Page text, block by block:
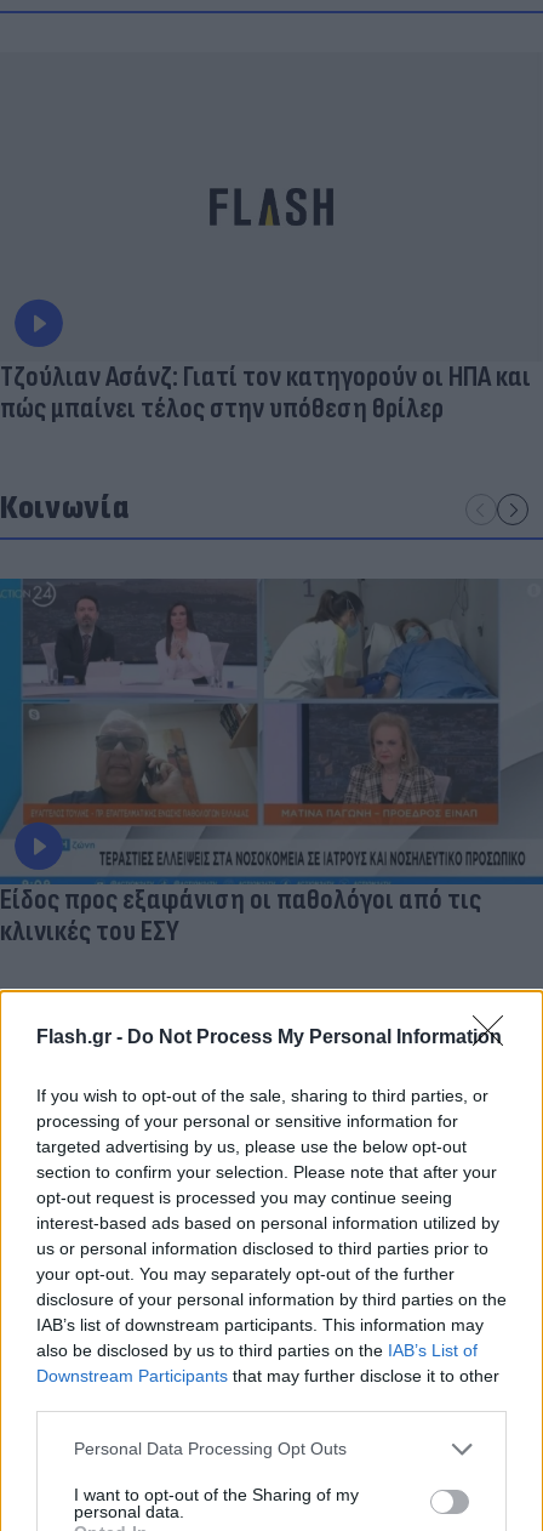
Flash.gr - Do Not Process My Personal Information
If you wish to opt-out of the sale, sharing to third parties, or
processing of your personal or sensitive information for
targeted advertising by us, please use the below opt-out
section to confirm your selection. Please note that after your
opt-out request is processed you may continue seeing
interest-based ads based on personal information utilized by
us or personal information disclosed to third parties prior to
your opt-out. You may separately opt-out of the further
disclosure of your personal information by third parties on the
IAB’s list of downstream participants. This information may
also be disclosed by us to third parties on the IAB’s List of
Downstream Participants that may further disclose it to other
Please note that this website/app uses one or more Google
not limited to your visit or usage behaviour. You may click to
grant or deny consent to Google and its third-party tags to
Personal Data Processing Opt Outs
I want to opt-out of the Sharing of my
personal data.
Τζούλιαν Ασάνζ: Γιατί τον κατηγορούν οι ΗΠΑ και
πώς μπαίνει τέλος στην υπόθεση θρίλερ
Κοινωνία
Είδος προς εξαφάνιση οι παθολόγοι από τις
κλινικές του ΕΣΥ
Lifestyle Videos